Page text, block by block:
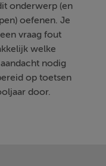
onderwerp (en
oefenen. Je
vraag fout
welke
nodig
op toetsen
door.